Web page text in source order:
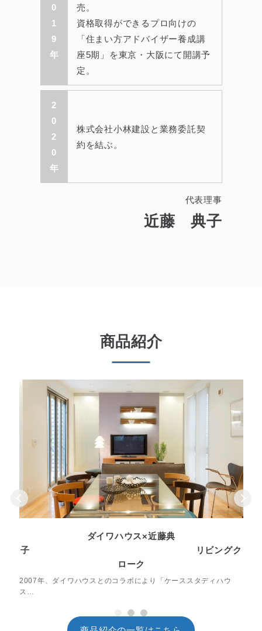
0
1
9
年
売。
資格取得ができるプロ向けの
「住まい方アドバイザー養成講
座5期」を東京・大阪にて開講予
定。
2
0
2
0
年
株式会社小林建設と業務委託契
約を結ぶ。
代表理事
近藤 典子
商品紹介
Previous
ダイワハウス×近藤典
子 リビングク
ローク
2007年、ダイワハウスとのコラボにより「ケーススタディハウ
ス…
1 2
3